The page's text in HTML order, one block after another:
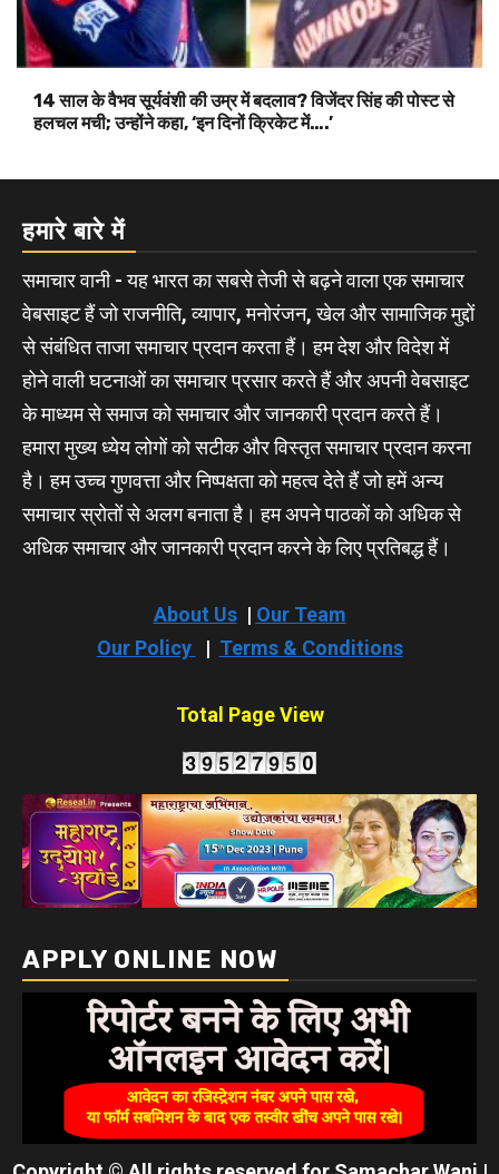
14 साल के वैभव सूर्यवंशी की उम्र में बदलाव? विजेंदर सिंह की पोस्ट से
हलचल मची; उन्होंने कहा, ‘इन दिनों क्रिकेट में….’
हमारे बारे में
समाचार वानी - यह भारत का सबसे तेजी से बढ़ने वाला एक समाचार
वेबसाइट हैं जो राजनीति, व्यापार, मनोरंजन, खेल और सामाजिक मुद्दों
से संबंधित ताजा समाचार प्रदान करता हैं। हम देश और विदेश में
होने वाली घटनाओं का समाचार प्रसार करते हैं और अपनी वेबसाइट
के माध्यम से समाज को समाचार और जानकारी प्रदान करते हैं।
हमारा मुख्य ध्येय लोगों को सटीक और विस्तृत समाचार प्रदान करना
है। हम उच्च गुणवत्ता और निष्पक्षता को महत्व देते हैं जो हमें अन्य
समाचार स्रोतों से अलग बनाता है। हम अपने पाठकों को अधिक से
अधिक समाचार और जानकारी प्रदान करने के लिए प्रतिबद्ध हैं।
About Us| Our Team
Our Policy
| Terms & Conditions
Total Page View
APPLY ONLINE NOW